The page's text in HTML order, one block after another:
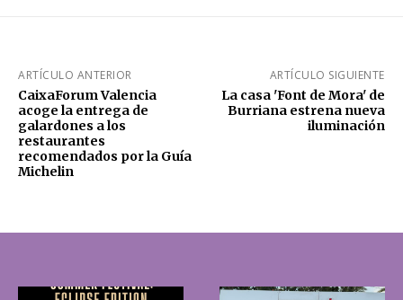
ARTÍCULO ANTERIOR
CaixaForum Valencia
acoge la entrega de
galardones a los
restaurantes
recomendados por la Guía
Michelin
ARTÍCULO SIGUIENTE
La casa 'Font de Mora' de
Burriana estrena nueva
iluminación